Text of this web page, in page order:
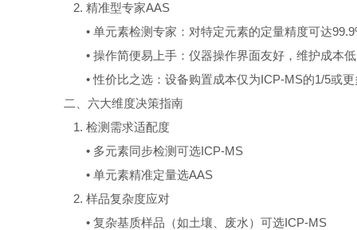
2. 精准型专家AAS
• 单元素检测专家：对特定元素的定量精度可达
• 操作简便易上手：仪器操作界面友好，维护成本低
• 性价比之选：设备购置成本仅为ICP-MS的1/5或更
二、六大维度决策指南
1. 检测需求适配度
• 多元素同步检测可选ICP-MS
• 单元素精准定量选AAS
2. 样品复杂度应对
• 复杂基质样品（如土壤、废水）可选ICP-MS